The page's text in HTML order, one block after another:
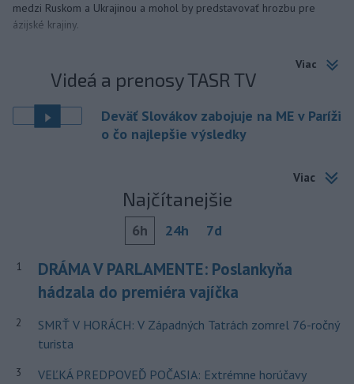
medzi Ruskom a Ukrajinou a mohol by predstavovať hrozbu pre
ázijské krajiny.
Viac
Videá a prenosy TASR TV
Deväť Slovákov zabojuje na ME v Paríži
o čo najlepšie výsledky
Viac
Najčítanejšie
6h 24h 7d
1
DRÁMA V PARLAMENTE: Poslankyňa
hádzala do premiéra vajíčka
2
SMRŤ V HORÁCH: V Západných Tatrách zomrel 76-ročný
turista
3
VEĽKÁ PREDPOVEĎ POČASIA: Extrémne horúčavy